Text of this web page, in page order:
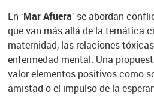
En ‘Mar Afuera’ se abordan
que van más allá de la temática
maternidad, las relaciones
enfermedad mental. Una
valor elementos positivos como
amistad o el impulso de la